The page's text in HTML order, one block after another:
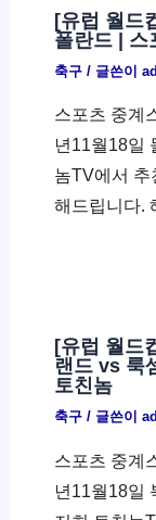
[유럽 월드
폴란드 | 스
축구/ 글쓴이
스포츠 중계
년11월18일
놈TV에서 추
해드립니다.
[유럽 월드
랜드 vs 룩
토친놈
축구/ 글쓴이
스포츠 중계
년11월18일